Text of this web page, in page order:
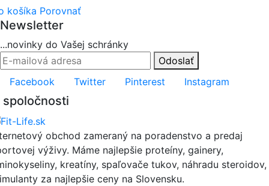
košíka Porovnať
Newsletter
...novinky do Vašej schránky
Odoslať
Facebook
Twitter Pinterest Instagram
spoločnosti
obchod zameraný na poradenstvo a predaj
výživy. Máme najlepšie proteíny, gainery,
kreatíny, spaľovače tukov, náhradu steroidov,
za najlepšie ceny na Slovensku.